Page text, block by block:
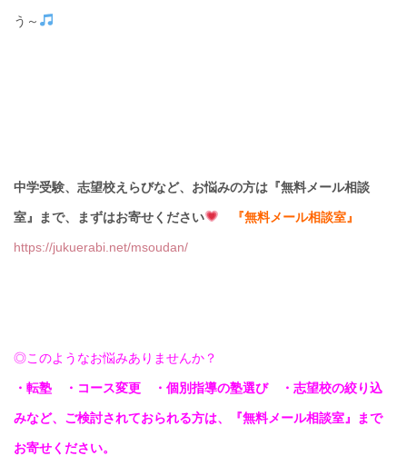
う～
中学受験、志望校えらびなど、お悩みの方は『無料メール相談
室』まで、まずはお寄せください 『無料メール相談室』
https://jukuerabi.net/msoudan/
◎このようなお悩みありませんか？
・転塾 ・コース変更 ・個別指導の塾選び ・志望校の絞り込
みなど、ご検討されておられる方は、『無料メール相談室』まで
お寄せください。